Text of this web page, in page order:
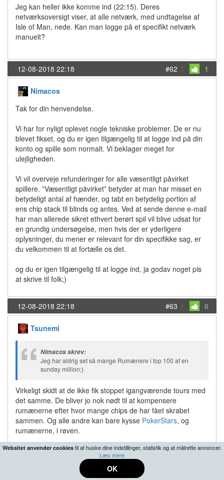
Jeg kan heller ikke komme ind (22:15). Deres
netværksoversigt viser, at alle netværk, med undtagelse af
Isle of Man, nede. Kan man logge på et specifikt netværk
manuelt?
12-08-2018 22:18 #62 | 1
Nimacos
Tak for din henvendelse.
Vi har for nyligt oplevet nogle tekniske problemer. De er nu
blevet fikset, og du er igen tilgængelig til at logge ind på din
konto og spille som normalt. Vi beklager meget for
ulejligheden.
Vi vil overveje refunderinger for alle væsentligt påvirket
spillere. ”Væsentligt påvirket” betyder at man har misset en
betydeligt antal af hænder, og tabt en betydelig portion af
ens chip stack til blinds og antes. Ved at sende denne e-mail
har man allerede sikret ethvert berørt spil vil blive udsat for
en grundig undersøgelse, men hvis der er yderligere
oplysninger, du mener er relevant for din specifikke sag, er
du velkommen til at fortælle os det.
og du er igen tilgængelig til at logge ind, ja godav noget pis
at skrive til folk;)
12-08-2018 22:18 #63 | 0
Tsunemi
Nimacos skrev:
Jeg har aldrig set så mange Rumænere i top 100 af en
sunday million;)
Virkeligt skidt at de ikke fik stoppet igangværende tours med
det samme. De bliver jo nok nødt til at kompensere
rumænerne efter hvor mange chips de har fået skrabet
sammen. Og alle andre kan bare kysse PokerStars, og
rumænerne, i røven.
Websitet anvender cookies til at huske dine indstillinger, statistik og at målrette annoncer.
Læs mere
OK